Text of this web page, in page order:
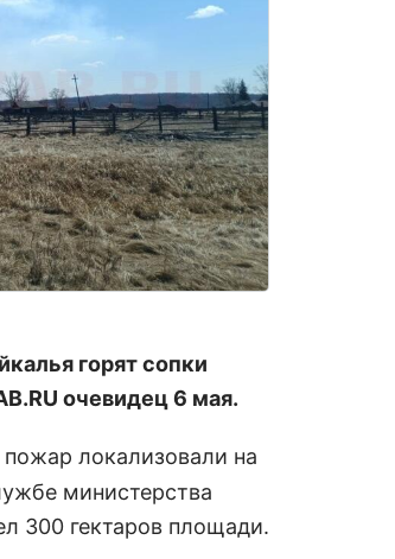
горят сопки
очевидец 6 мая.
локализовали на
министерства
300 гектаров площади.